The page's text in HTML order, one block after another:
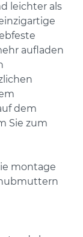
leichter als
aufladen
dem
Sie zum
montage